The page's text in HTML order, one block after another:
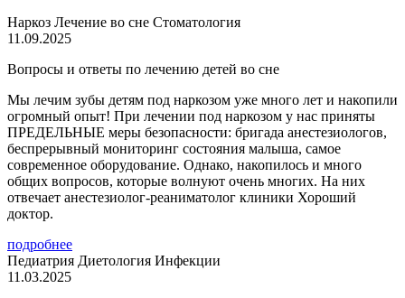
Наркоз Лечение во сне Стоматология
11.09.2025
Вопросы и ответы по лечению детей во сне
Мы лечим зубы детям под наркозом уже много лет и накопили
огромный опыт! При лечении под наркозом у нас приняты
ПРЕДЕЛЬНЫЕ меры безопасности: бригада анестезиологов,
беспрерывный мониторинг состояния малыша, самое
современное оборудование. Однако, накопилось и много
общих вопросов, которые волнуют очень многих. На них
отвечает анестезиолог-реаниматолог клиники Хороший
доктор.
подробнее
Педиатрия Диетология Инфекции
11.03.2025